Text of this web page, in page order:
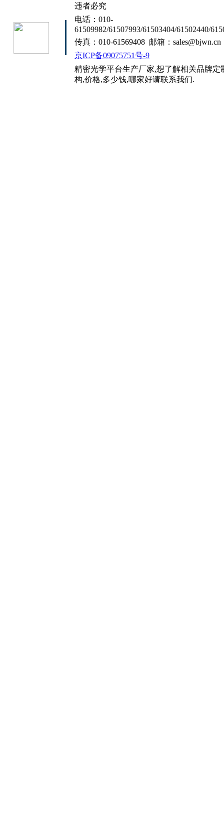
违者必究
电话：010-
61509982/61507993/61503404/61502440/
传真：010-61569408 邮箱：sales@bjwn.cn
京ICP备09075751号-9
精密光学平台生产厂家,想了解相关品牌定
构,价格,多少钱,哪家好请联系我们.